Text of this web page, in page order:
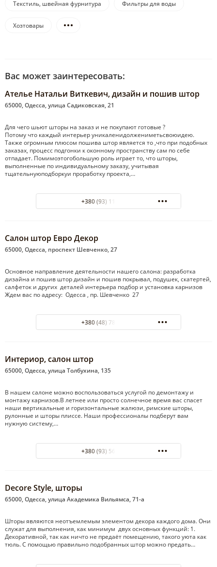
Текстиль, швейная фурнитура Фильтры для воды
Хозтовары
Вас может заинтересовать:
Ателье Натальи Виткевич, дизайн и пошив штор
65000, Одесса, улица Садиковская, 21
Для чего шьют шторы на заказ и не покупают готовые ?
Потому что каждый интерьер уникаленидолжениметьсвоюидею.
Также огромным плюсом пошива штор является то ,что при подобных
заказах, процесс подгонки к оконному пространству сам по себе
отпадает. Помимоэтогобольшую роль играет то, что шторы,
выполненные по индивидуальному заказу, учитывая
тщательнуюподборкуи проработку проекта,…
+380 (93) 112-17-27
Салон штор Евро Декор
65000, Одесса, проспект Шевченко, 27
Основное направление деятельности нашего салона: разработка
дизайна и пошив штор дизайн и пошив покрывал, подушек, скатертей,
салфеток и других деталей интерьера подбор и установка карнизов
Ждем вас по адресу: Одесса , пр. Шевченко 27
+380 (48) 784-01-34
Интериор, салон штор
65000, Одесса, улица Толбухина, 135
В нашем салоне можно воспользоваться услугой по демонтажу и
монтажу карнизов.В летнее или просто солнечное время вас спасет
наши вертикальные и горизонтальные жалюзи, римские шторы,
рулонные и шторы плиссе. Наши профессионалы подберут вам
нужную систему,…
+380 (93) 563-94-44
Decore Style, шторы
65000, Одесса, улица Академика Вильямса, 71-а
Шторы являются неотъемлемым элементом декора каждого дома. Они
служат для выполнения, как минимум двух основных функций: 1.
Декоративной, так как ничто не предаёт помещению, такого уюта как
тюль. С помощью правильно подобранных штор можно предать…